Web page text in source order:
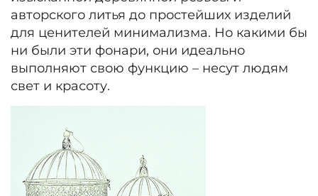
авторского литья до простейших изделий
для ценителей минимализма. Но какими бы
ни были эти фонари, они идеально
выполняют свою функцию – несут людям
свет и красоту.